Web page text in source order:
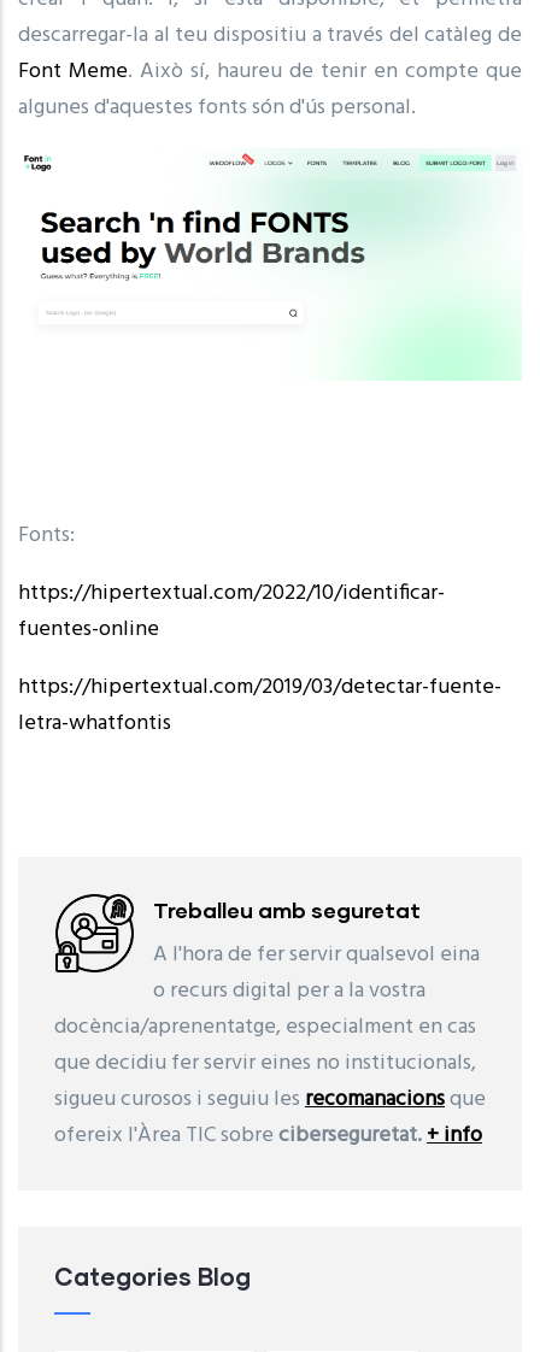
descarregar-la al teu dispositiu a través del catàleg de
Font Meme. Això sí, haureu de tenir en compte que
algunes d'aquestes fonts són d'ús personal.
Fonts:
https://hipertextual.com/2022/10/identificar-
fuentes-online
https://hipertextual.com/2019/03/detectar-fuente-
letra-whatfontis
Treballeu amb seguretat
A l'hora de fer servir qualsevol eina
o recurs digital per a la vostra
docència/aprenentatge, especialment en cas
que decidiu fer servir eines no institucionals,
sigueu curosos i seguiu lesrecomanacionsque
ofereix l'Àrea TIC sobreciberseguretat.+ info
Categories Blog